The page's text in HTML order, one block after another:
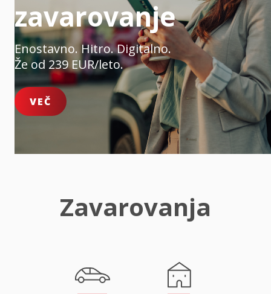
zavarovanje
Enostavno. Hitro. Digitalno.
Že od 239 EUR/leto.
VEČ
Zavarovanja